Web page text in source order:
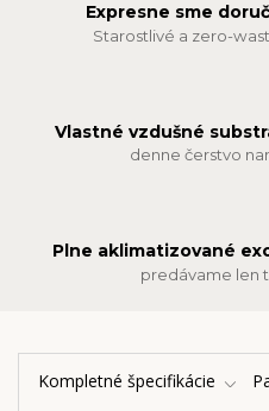
Expresne sme
Starostlivé a zero-
Vlastné vzdušné
denne čerstvo
Plne aklimatizované
predávame len
Kompletné špecifikácie